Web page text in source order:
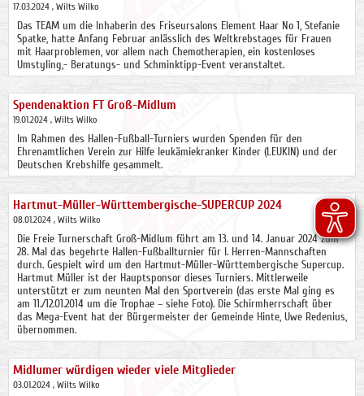
17.03.2024 , Wilts Wilko
Das TEAM um die Inhaberin des Friseursalons Element Haar No 1, Stefanie
Spatke, hatte Anfang Februar anlässlich des Weltkrebstages für Frauen
mit Haarproblemen, vor allem nach Chemotherapien, ein kostenloses
Umstyling,- Beratungs- und Schminktipp-Event veranstaltet.
Spendenaktion FT Groß-Midlum
19.01.2024 , Wilts Wilko
Im Rahmen des Hallen-Fußball-Turniers wurden Spenden für den
Ehrenamtlichen Verein zur Hilfe leukämiekranker Kinder (LEUKIN) und der
Deutschen Krebshilfe gesammelt.
Hartmut-Müller-Württembergische-SUPERCUP 2024
08.01.2024 , Wilts Wilko
Die Freie Turnerschaft Groß-Midlum führt am 13. und 14. Januar 2024 zum
28. Mal das begehrte Hallen-Fußballturnier für I. Herren-Mannschaften
durch. Gespielt wird um den Hartmut-Müller-Württembergische Supercup.
Hartmut Müller ist der Hauptsponsor dieses Turniers. Mittlerweile
unterstützt er zum neunten Mal den Sportverein (das erste Mal ging es
am 11./12.01.2014 um die Trophae – siehe Foto). Die Schirmherrschaft über
das Mega-Event hat der Bürgermeister der Gemeinde Hinte, Uwe Redenius,
übernommen.
Midlumer würdigen wieder viele Mitglieder
03.01.2024 , Wilts Wilko